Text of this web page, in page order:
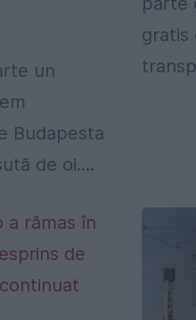
un
Budapesta
de oi....
gratis